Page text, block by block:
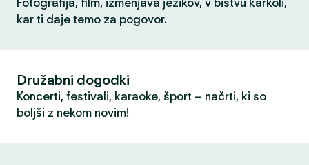
Fotografija, film, izmenjava jezikov, v bistvu karkoli,
kar ti daje temo za pogovor.
Družabni dogodki
Koncerti, festivali, karaoke, šport – načrti, ki so
boljši z nekom novim!